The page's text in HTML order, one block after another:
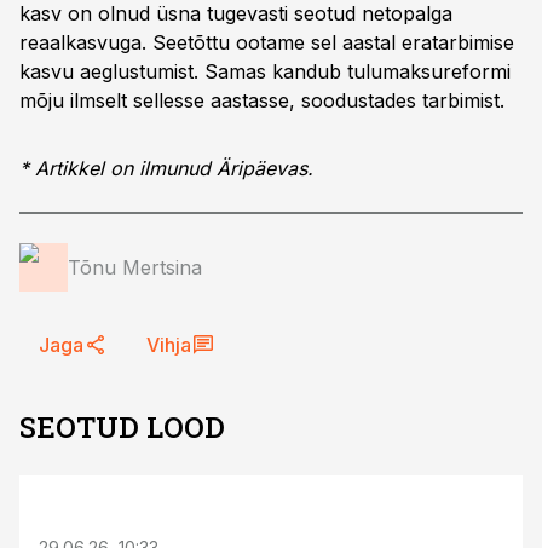
kasv on olnud üsna tugevasti seotud netopalga
reaalkasvuga. Seetõttu ootame sel aastal eratarbimise
kasvu aeglustumist. Samas kandub tulumaksureformi
mõju ilmselt sellesse aastasse, soodustades tarbimist.
* Artikkel on ilmunud Äripäevas.
Tõnu Mertsina
Jaga Vihja
SEOTUD LOOD